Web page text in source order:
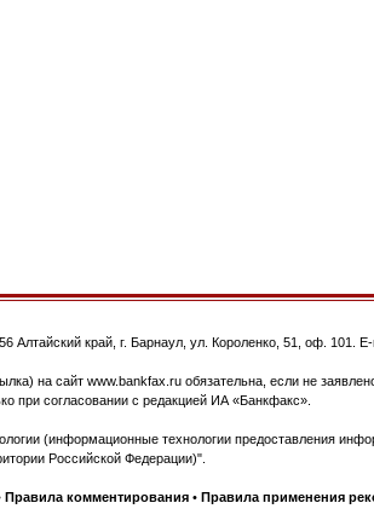
Алтайский край, г. Барнаул ул. Короленко, 51, оф. 101 .
на сайт www.bankfax.ru обязательна, если не
при согласовании с редакцией ИА «Банкфакс».
(информационные технологии предоставления
Российской Федерации)".
Правила комментирования • Правила применения